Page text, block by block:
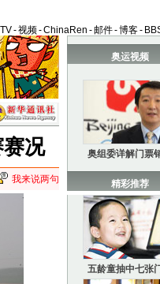
TV-视频-ChinaRen -邮件-博客-
况
我来说两句
奥运视频
奥组委详解门票
精彩推荐
五龄童抽中七张